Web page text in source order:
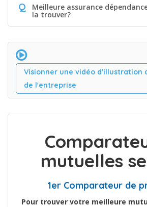
Q Meilleure assurance
la trouver?
Visionner une vidéo d'illustration
de l'entreprise
mutuelles
1er Comparateur de
Pour trouver votre meilleure